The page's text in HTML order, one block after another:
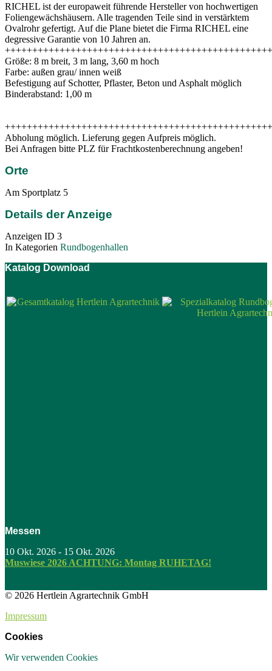
RICHEL ist der europaweit führende Hersteller von hochwertigen
Foliengewächshäusern. Alle tragenden Teile sind in verstärktem
Ovalrohr gefertigt. Auf die Plane bietet die Firma RICHEL eine
degressive Garantie von 10 Jahren an.
Größe: 8 m breit, 3 m lang, 3,60 m hoch
Farbe: außen grau/ innen weiß
Befestigung auf Schotter, Pflaster, Beton und Asphalt möglich
Binderabstand: 1,00 m
Abholung möglich. Lieferung gegen Aufpreis möglich.
Bei Anfragen bitte PLZ für Frachtkostenberechnung angeben!
Orte
Am Sportplatz 5
Details der Anzeige
Anzeigen ID 3
In Kategorien Rundbogenhallen
Katalog Download
Messen
10 Okt. 2026 - 15 Okt. 2026
Muswiese 2026 ACHTUNG: Montag RUHETAG!
© 2026 Hertlein Agrartechnik GmbH
Impressum
Cookies
Wir verwenden Cookies